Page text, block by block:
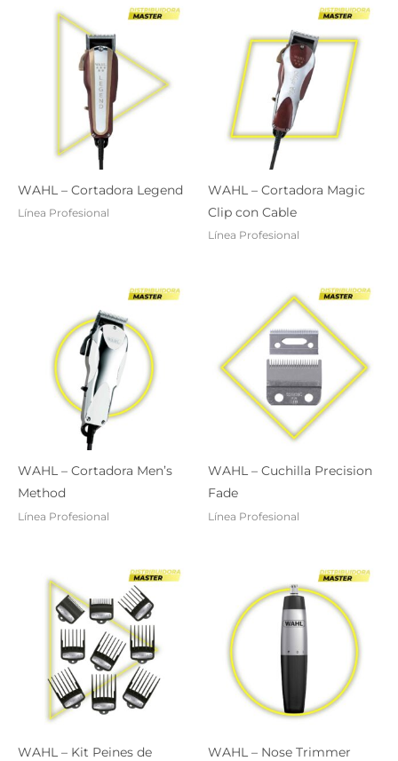
WAHL – Cortadora Legend
Línea Profesional
WAHL – Cortadora Magic
Clip con Cable
Línea Profesional
WAHL – Cortadora Men’s
Method
Línea Profesional
WAHL – Cuchilla Precision
Fade
Línea Profesional
WAHL – Kit Peines de
WAHL – Nose Trimmer